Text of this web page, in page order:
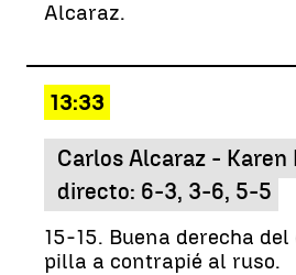
Alcaraz.
13:33
Carlos Alcaraz - Karen
directo: 6-3, 3-6, 5-5
15-15. Buena derecha
pilla a contrapié al ruso.